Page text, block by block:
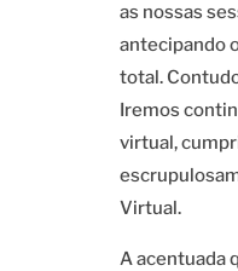
as nossas
antecipando
total.
Iremos
virtual,
Virtual.
A acentuada